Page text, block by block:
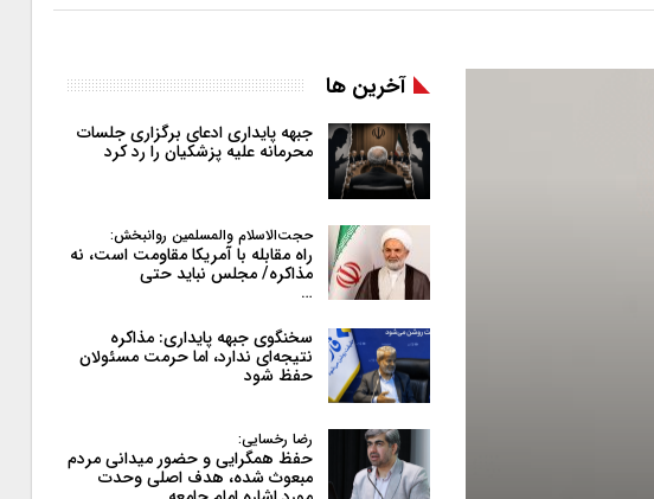
آخرین ها
جبهه پایداری ادعای برگزاری جلسات
محرمانه علیه پزشکیان را رد کرد
حجت‌الاسلام والمسلمین روانبخش:
راه مقابله با آمریکا مقاومت است، نه
مذاکره/ مجلس نباید حتی
…
سخنگوی جبهه پایداری: مذاکره
نتیجه‌ای ندارد، اما حرمت مسئولان
حفظ شود
رضا رخسایی:
حفظ همگرایی و حضور میدانی مردم
مبعوث شده، هدف اصلی وحدت